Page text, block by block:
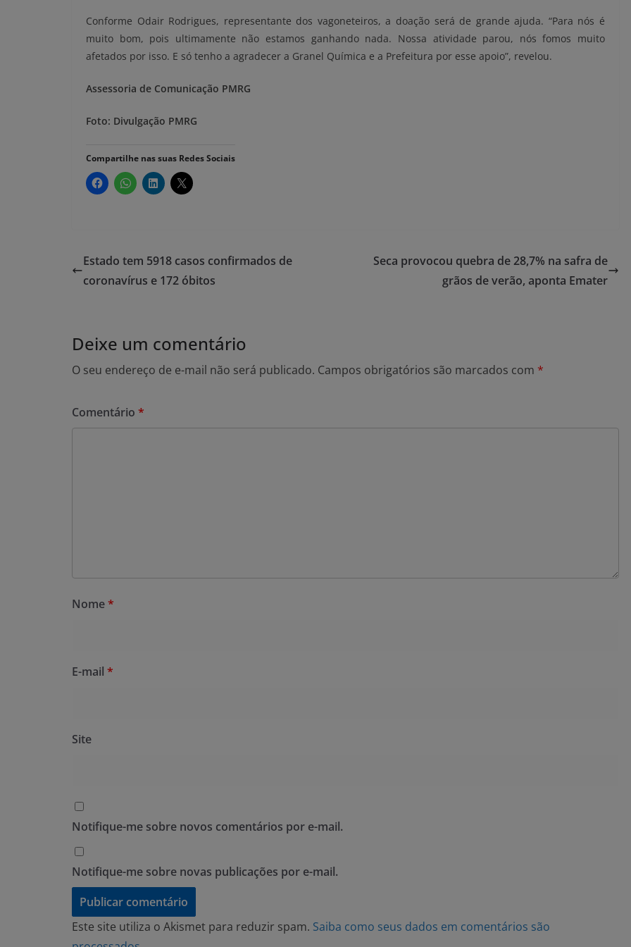
Conforme Odair Rodrigues, representante dos vagoneteiros, a doação será de grande ajuda. “Para nós é
muito bom, pois ultimamente não estamos ganhando nada. Nossa atividade parou, nós fomos muito
afetados por isso. E só tenho a agradecer a Granel Química e a Prefeitura por esse apoio”, revelou.
Assessoria de Comunicação PMRG
Foto: Divulgação PMRG
Compartilhe nas suas Redes Sociais
Estado tem 5918 casos confirmados de
coronavírus e 172 óbitos
Seca provocou quebra de 28,7% na safra de
grãos de verão, aponta Emater
Deixe um comentário
O seu endereço de e-mail não será publicado. Campos obrigatórios são marcados com *
Comentário *
Nome*
E-mail *
Site
Notifique-me sobre novos comentários por e-mail.
Notifique-me sobre novas publicações por e-mail.
Este site utiliza o Akismet para reduzir spam. Saiba como seus dados em comentários são